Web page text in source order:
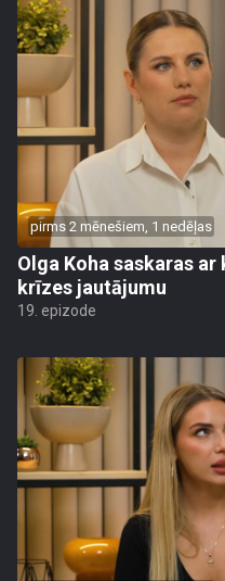
pirms 2 mēnešiem, 1 nedēļas
Olga Koha saskaras
krīzes jautājumu
19. epizode